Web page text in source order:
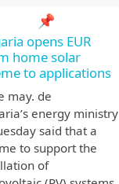
📌
opens EUR
home solar
to applications
may. de
energy ministry
said that a
to support the
of